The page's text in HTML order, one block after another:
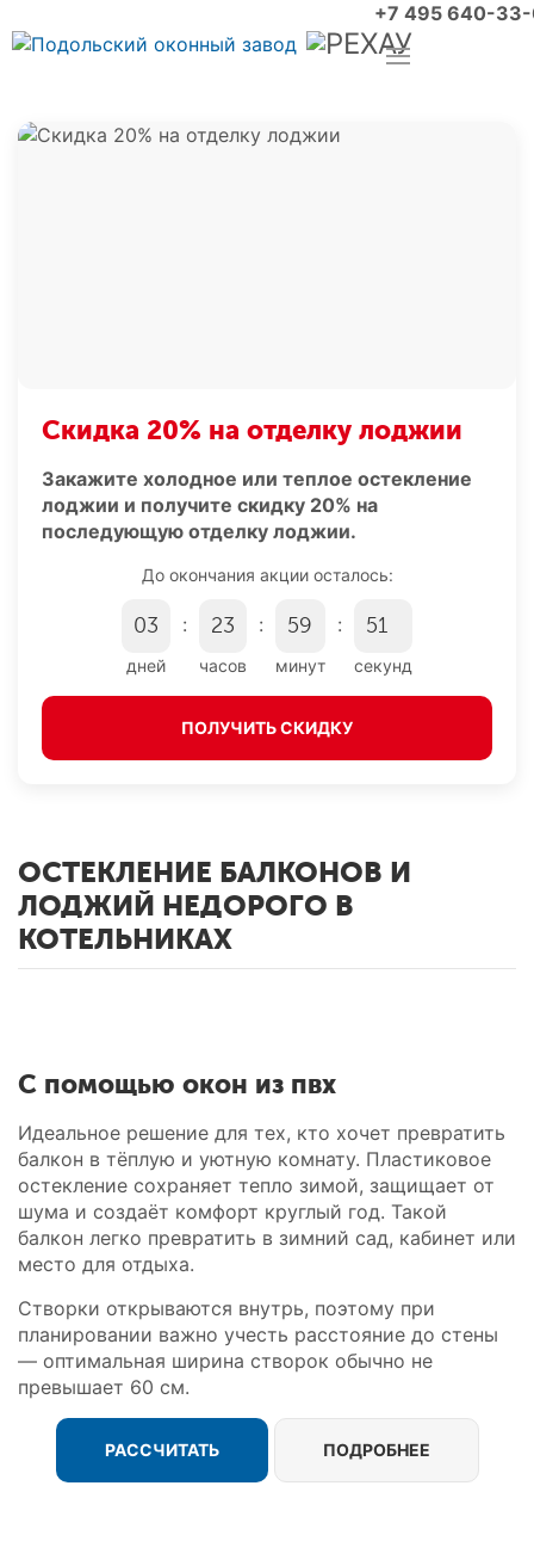
+7 495 640-
Скидка 20% на отделку лоджии
Закажите холодное или теплое остекление
лоджии и получите скидку 20% на
последующую отделку лоджии.
До окончания акции осталось:
03
дней
: 23
часов
: 59
минут
: 51
секунд
ПОЛУЧИТЬ СКИДКУ
ОСТЕКЛЕНИЕ БАЛКОНОВ И
ЛОДЖИЙ НЕДОРОГО В
КОТЕЛЬНИКАХ
С помощью окон из пвх
Идеальное решение для тех, кто хочет превратить
балкон в тёплую и уютную комнату. Пластиковое
остекление сохраняет тепло зимой, защищает от
шума и создаёт комфорт круглый год. Такой
балкон легко превратить в зимний сад, кабинет или
место для отдыха.
Створки открываются внутрь, поэтому при
планировании важно учесть расстояние до стены
— оптимальная ширина створок обычно не
превышает 60 см.
РАССЧИТАТЬ ПОДРОБНЕЕ